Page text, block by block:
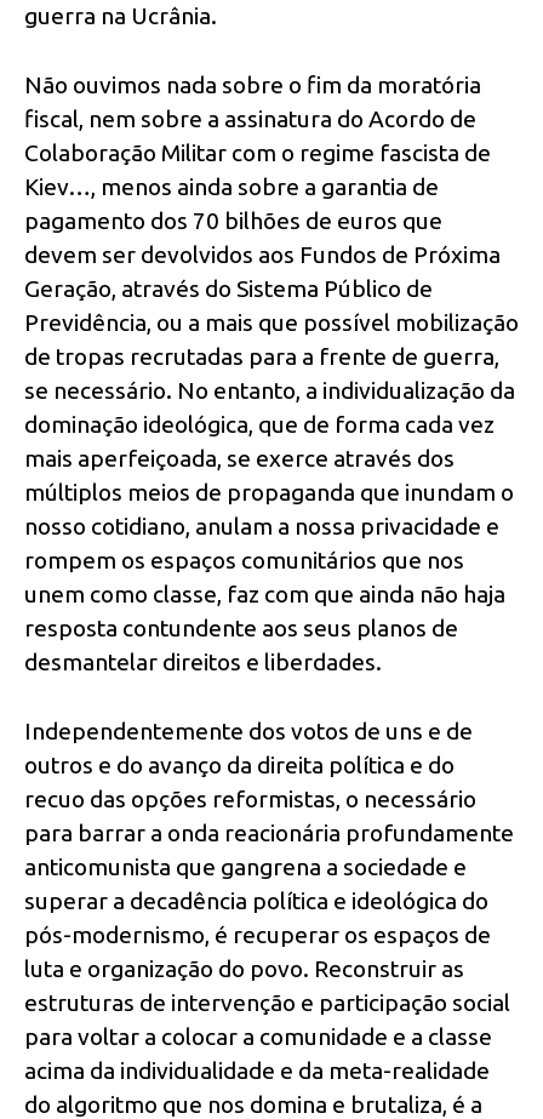
guerra na Ucrânia.
Não ouvimos nada sobre o fim da moratória
fiscal, nem sobre a assinatura do Acordo de
Colaboração Militar com o regime fascista de
Kiev…, menos ainda sobre a garantia de
pagamento dos 70 bilhões de euros que
devem ser devolvidos aos Fundos de Próxima
Geração, através do Sistema Público de
Previdência, ou a mais que possível mobilização
de tropas recrutadas para a frente de guerra,
se necessário. No entanto, a individualização da
dominação ideológica, que de forma cada vez
mais aperfeiçoada, se exerce através dos
múltiplos meios de propaganda que inundam o
nosso cotidiano, anulam a nossa privacidade e
rompem os espaços comunitários que nos
unem como classe, faz com que ainda não haja
resposta contundente aos seus planos de
desmantelar direitos e liberdades.
Independentemente dos votos de uns e de
outros e do avanço da direita política e do
recuo das opções reformistas, o necessário
para barrar a onda reacionária profundamente
anticomunista que gangrena a sociedade e
superar a decadência política e ideológica do
pós-modernismo, é recuperar os espaços de
luta e organização do povo. Reconstruir as
estruturas de intervenção e participação social
para voltar a colocar a comunidade e a classe
acima da individualidade e da meta-realidade
do algoritmo que nos domina e brutaliza, é a